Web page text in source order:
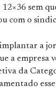
sem
com o
a
a empresa
da